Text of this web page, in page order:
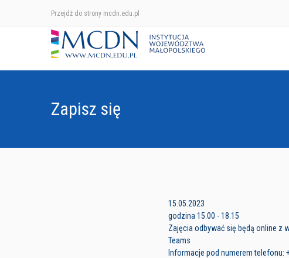
Przejdź do strony mcdn.edu.pl
Zapisz się
15.05.2023
godzina 15.00 - 18.15
Zajęcia odbywać się będą online z
Teams
Informacje pod numerem telefonu: